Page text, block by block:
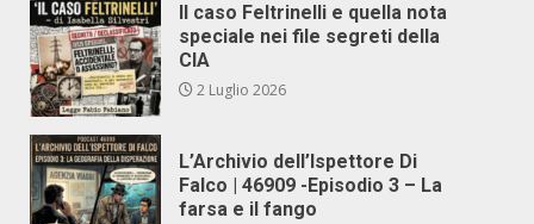
Il caso Feltrinelli e quella nota
speciale nei file segreti della
CIA
2 Luglio 2026
L’Archivio dell’Ispettore Di
Falco | 46909 -Episodio 3 – La
farsa e il fango